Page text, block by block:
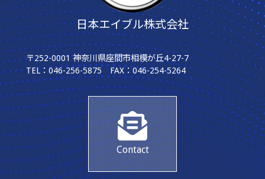
日本エイブル株式会社
〒252-0001 神奈川県座間市相模が丘4-27-7
TEL：046-256-5875 FAX：046-254-5264
Contact